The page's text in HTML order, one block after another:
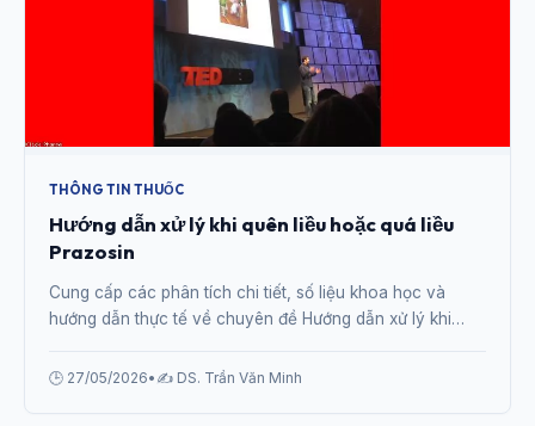
THÔNG TIN THUỐC
Hướng dẫn xử lý khi quên liều hoặc quá liều
Prazosin
Cung cấp các phân tích chi tiết, số liệu khoa học và
hướng dẫn thực tế về chuyên đề Hướng dẫn xử lý khi
🕒 27/05/2026• ✍️ DS. Trần Văn Minh